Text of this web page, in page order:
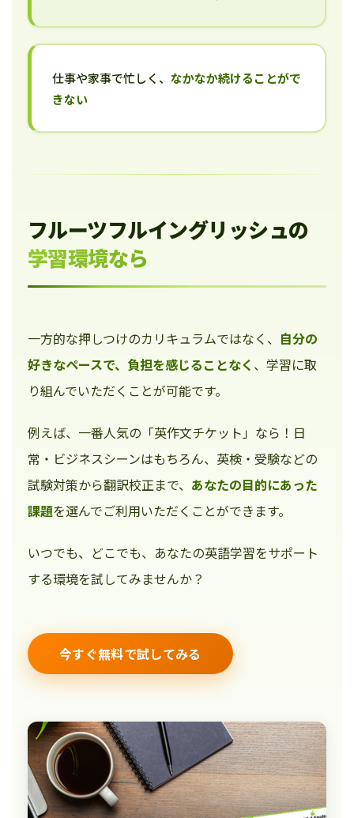
仕事や家事で忙しく、 なかなか続けることがで
きない
フルーツフルイングリッシュの
学習環境なら
一方的な押しつけのカリキュラムではなく、 自分の
好きなペースで、負担を感じることなく 、学習に取
り組んでいただくことが可能です。
例えば、一番人気の「英作文チケット」なら！日
常・ビジネスシーンはもちろん、英検・受験などの
試験対策から翻訳校正まで、 あなたの目的にあった
課題を選んでご利用いただくことができます。
いつでも、どこでも、あなたの英語学習をサポート
する環境を試してみませんか？
今すぐ無料で試してみる